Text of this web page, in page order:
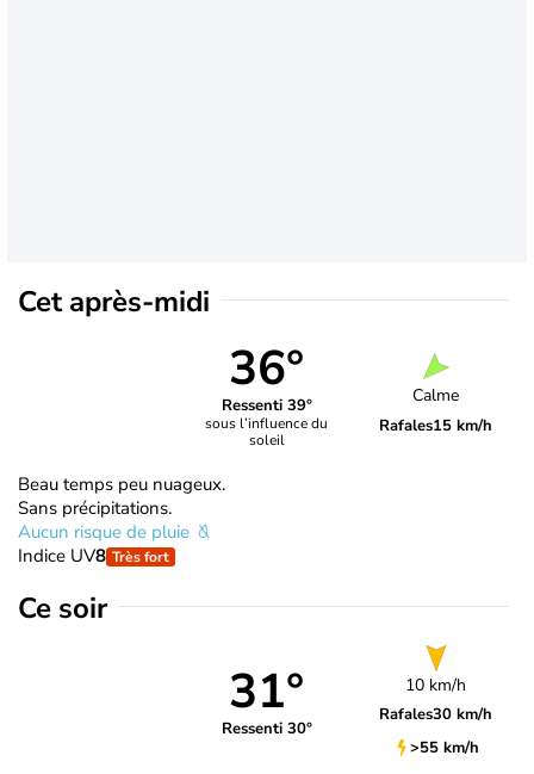
Cet après-midi
36°
Ressenti 39°
sous l’influence du
soleil
Calme
Rafales15 km/h
Beau temps peu nuageux.
Sans précipitations.
Aucun risque de pluie
Indice UV8 Très fort
Ce soir
31°
Ressenti 30°
10 km/h
Rafales30 km/h
>55 km/h